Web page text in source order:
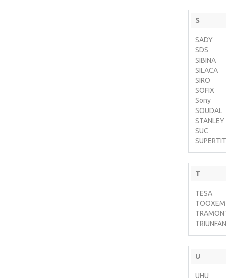
S
SADY
SDS
SIBINA
SILACA
SIRO
SOFIX
Sony
SOUDAL
STANLEY
SUC
T
TESA
TOOXEM
U
UHU